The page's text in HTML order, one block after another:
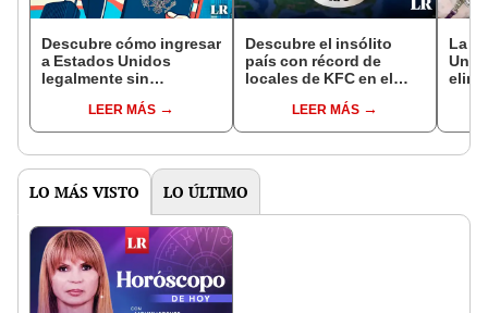
Descubre cómo ingresar
a Estados Unidos
legalmente sin
necesariaLEER MÁS
Descubre el insólito
país con récord de
locales de KFC en el
Estados Unidos
LEER MÁS
La
LO MÁS VISTO LO ÚLTIMO